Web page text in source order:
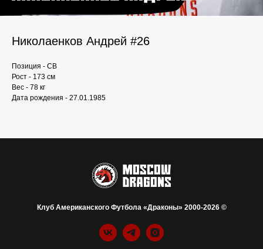
Николаенков Андрей #26
Позиция - СВ
Рост - 173 см
Вес - 78 кг
Дата рождения - 27.01.1985
Клуб Американского Футбола «Драконы» 2000-2026 ©